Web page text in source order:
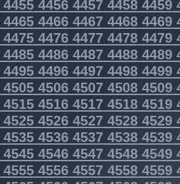
4456445744584459
4466446744684469
4476447744784479
4486448744884489
4496449744984499
4506450745084509
4516451745184519
4526452745284529
4536453745384539
4546454745484549
4556455745584559